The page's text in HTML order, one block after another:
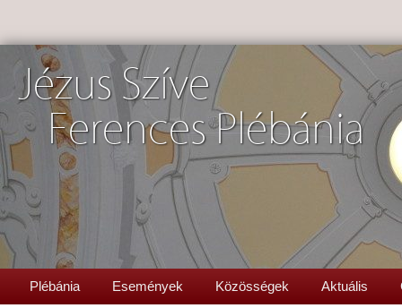
Jézus Szíve
Ferences Plébánia
Plébánia Események Közösségek Aktuális